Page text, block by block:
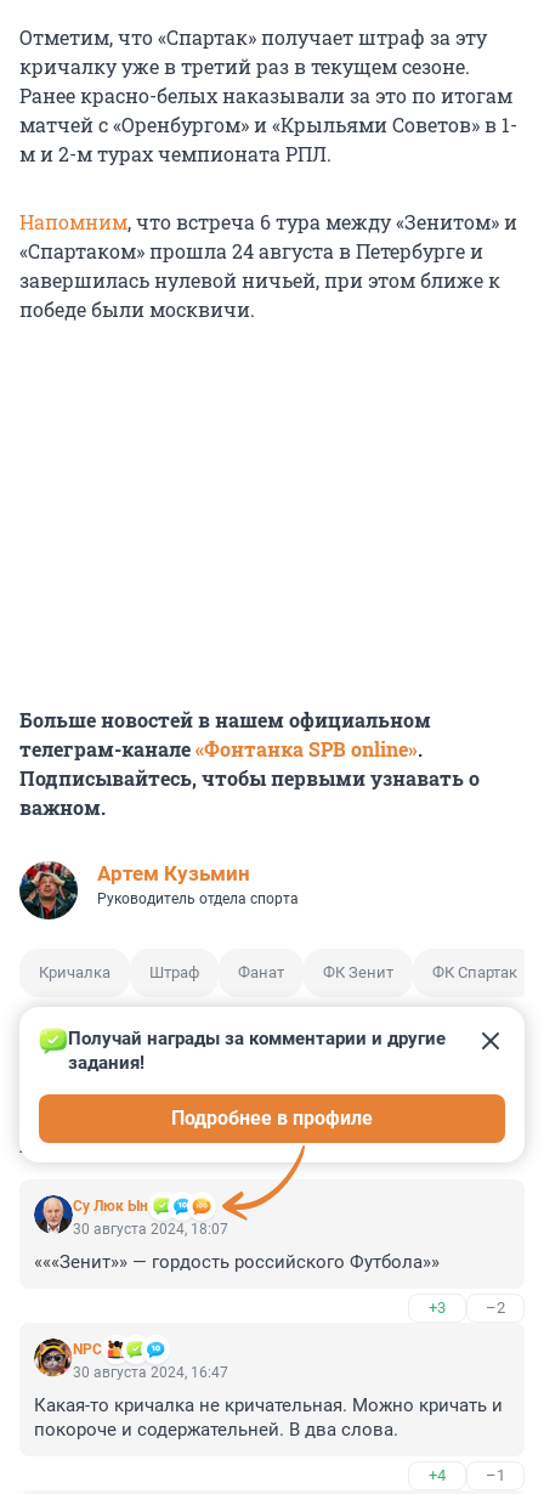
Отметим, что «Спартак» получает штраф за эту
кричалку уже в третий раз в текущем сезоне.
Ранее красно-белых наказывали за это по итогам
матчей с «Оренбургом» и «Крыльями Советов» в 1-
м и 2-м турах чемпионата РПЛ.
Напомним, что встреча 6 тура между «Зенитом» и
«Спартаком» прошла 24 августа в Петербурге и
завершилась нулевой ничьей, при этом ближе к
победе были москвичи.
Больше новостей в нашем официальном
телеграм-канале«Фонтанка SPB online».
Подписывайтесь, чтобы первыми узнавать о
важном.
Артем Кузьмин
Руководитель отдела спорта
Кричалка Штраф Фанат ФК Зенит ФК Спартак
КОММЕНТАРИИ 8
Су Люк Ын
Получай награды за комментарии и другие
задания!
Подробнее в профиле
30 августа 2024, 18:07
«««Зенит»» — гордость российского Футбола»»
+3 –2
NPC
30 августа 2024, 16:47
Какая-то кричалка не кричательная. Можно кричать и
покороче и содержательней. В два слова.
+4 –1